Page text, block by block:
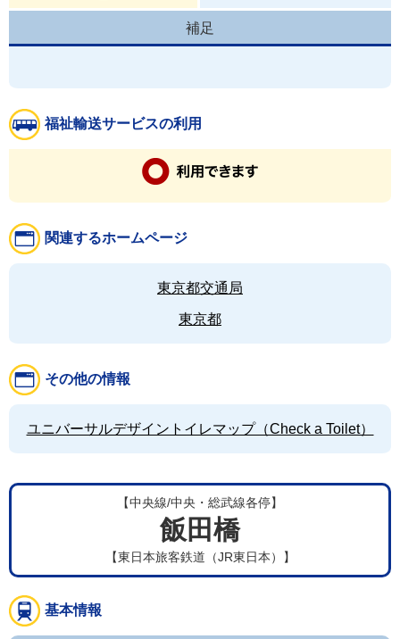
補足
福祉輸送サービスの利用
関連するホームページ
東京都交通局
東京都
その他の情報
ユニバーサルデザイントイレマップ（Check a Toilet）
【中央線/中央・総武線各停】
飯田橋
【東日本旅客鉄道（JR東日本）】
基本情報